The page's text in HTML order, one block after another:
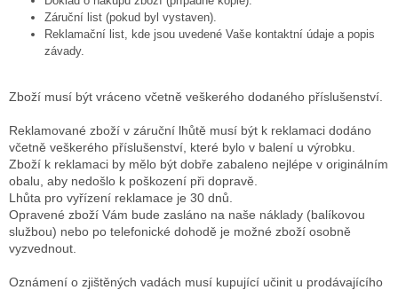
Záruční list (pokud byl vystaven).
Reklamační list, kde jsou uvedené Vaše kontaktní údaje a popis
závady.
Zboží musí být vráceno včetně veškerého dodaného příslušenství.
Reklamované zboží v záruční lhůtě musí být k reklamaci dodáno
včetně veškerého příslušenství, které bylo v balení u výrobku.
Zboží k reklamaci by mělo být dobře zabaleno nejlépe v originálním
obalu, aby nedošlo k poškození při dopravě.
Lhůta pro vyřízení reklamace je 30 dnů.
Opravené zboží Vám bude zasláno na naše náklady (balíkovou
službou) nebo po telefonické dohodě je možné zboží osobně
vyzvednout.
Oznámení o zjištěných vadách musí kupující učinit u prodávajícího